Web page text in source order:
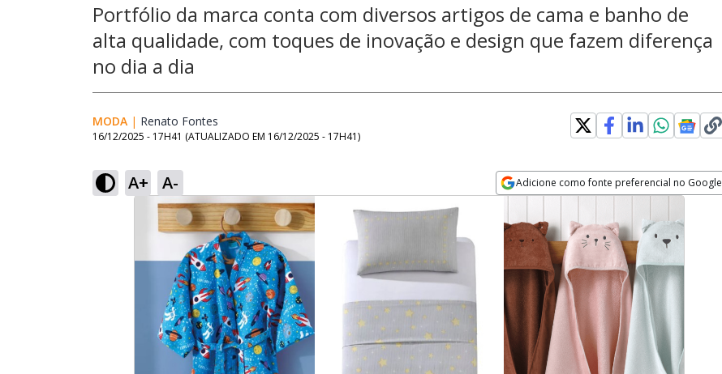
Portfólio da marca conta com diversos artigos de cama e banho de
alta qualidade, com toques de inovação e design que fazem diferença
no dia a dia
MODA | Renato Fontes
16/12/2025 - 17H41 (ATUALIZADO EM 16/12/2025 - 17H41)
A+ A- Adicione como fonte preferencial no Google